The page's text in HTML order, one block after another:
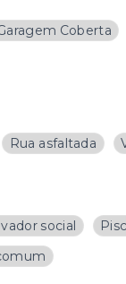
Coberta
Rua asfaltada
social